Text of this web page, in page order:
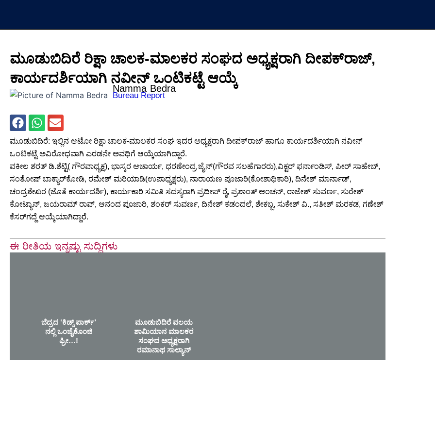
content
ಮೂಡುಬಿದಿರೆ ರಿಕ್ಷಾ ಚಾಲಕ-ಮಾಲಕರ ಸಂಘದ ಅಧ್ಯಕ್ಷರಾಗಿ ದೀಪಕ್‌ರಾಜ್,
ಕಾರ್ಯದರ್ಶಿಯಾಗಿ ನವೀನ್ ಒಂಟಿಕಟ್ಟೆ ಆಯ್ಕೆ
Namma Bedra
Bureau Report
ಮೂಡುಬಿದಿರೆ: ಇಲ್ಲಿನ ಆಟೋ ರಿಕ್ಷಾ ಚಾಲಕ-ಮಾಲಕರ ಸಂಘ ಇದರ ಅಧ್ಯಕ್ಷರಾಗಿ ದೀಪಕ್‌ರಾಜ್ ಹಾಗೂ ಕಾರ್ಯದರ್ಶಿಯಾಗಿ ನವೀನ್
ಒಂಟಿಕಟ್ಟೆ ಅವಿರೋಧವಾಗಿ ಎರಡನೇ ಅವಧಿಗೆ ಆಯ್ಕೆಯಾಗಿದ್ದಾರೆ.
ವಕೀಲ ಶರತ್ ಡಿ.ಶೆಟ್ಟಿ( ಗೌರವಾಧ್ಯಕ್ಷ), ಭಾಸ್ಕರ ಆಚಾರ್ಯ, ಧರಣೇಂದ್ರ ಜೈನ್(ಗೌರವ ಸಲಹೆಗಾರರು),ವಿಕ್ಟರ್ ಫರ್ನಾಂಡಿಸ್, ಪೀರ್ ಸಾಹೇಬ್,
ಸಂತೋಷ್ ಬಾಕ್ಯಾರ್‌ಕೋಡಿ, ರಮೇಶ್ ಮರಿಯಾಡಿ(ಉಪಾಧ್ಯಕ್ಷರು), ನಾರಾಯಣ ಪೂಜಾರಿ(ಕೋಶಾಧಿಕಾರಿ), ದಿನೇಶ್ ಮಾರ್ನಾಡ್,
ಚಂದ್ರಶೇಖರ (ಜೊತೆ ಕಾರ್ಯದರ್ಶಿ), ಕಾರ್ಯಕಾರಿ ಸಮಿತಿ ಸದಸ್ಯರಾಗಿ ಪ್ರದೀಪ್ ರೈ, ಪ್ರಶಾಂತ್ ಅಂಚನ್, ರಾಜೇಶ್ ಸುವರ್ಣ, ಸುರೇಶ್
ಕೋಟ್ಯಾನ್, ಜಯರಾಮ್ ರಾವ್, ಆನಂದ ಪೂಜಾರಿ, ಶಂಕರ್ ಸುವರ್ಣ, ದಿನೇಶ್ ಕಡಂದಲೆ, ಶೇಕಬ್ಬ, ಸುಕೇಶ್ ವಿ., ಸತೀಶ್ ಮರಕಡ, ಗಣೇಶ್
ಕೆಸರ್‌ಗದ್ದೆ ಆಯ್ಕೆಯಾಗಿದ್ದಾರೆ.
ಈ ರೀತಿಯ ಇನ್ನಷ್ಟು ಸುದ್ದಿಗಳು
ಬೆದ್ರದ ‘ಕಿಡ್ಸ್ ಪಾರ್ಕ್’
ನಲ್ಲಿ ಒಂಜೈಕೊಂಜಿ
ಫ್ರೀ…!
ಮೂಡುಬಿದಿರೆ ವಲಯ
ಶಾಮಿಯಾನ ಮಾಲಕರ
ಸಂಘದ ಅಧ್ಯಕ್ಷರಾಗಿ
ರಮಾನಾಥ ಸಾಲ್ಯಾನ್